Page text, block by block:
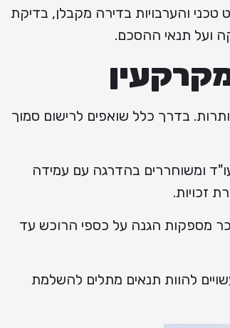
והערבויות בדירה מקבלן, בדיקת
ועל תנאי ההסכם.
בדרך כלל שואפים לרישום סמוך
ומשוחררים בהדרגה עם עמידה
זכויות.
מספקות הגנה על כספי הרוכש עד
להוות תנאים מתלים להשלמת